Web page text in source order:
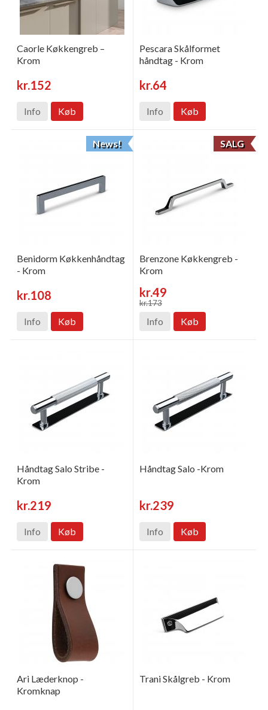
Caorle Køkkengreb –
Krom
kr.152
Info Køb
Pescara Skålformet
håndtag - Krom
kr.64
Info Køb
News!
Benidorm Køkkenhåndtag
- Krom
kr.108
Info Køb
SALG
Brenzone Køkkengreb -
Krom
kr.49
kr.173
Info Køb
Håndtag Salo Stribe -
Krom
kr.219
Info Køb
Håndtag Salo -Krom
kr.239
Info Køb
Ari Læderknop -
Kromknap
Trani Skålgreb - Krom